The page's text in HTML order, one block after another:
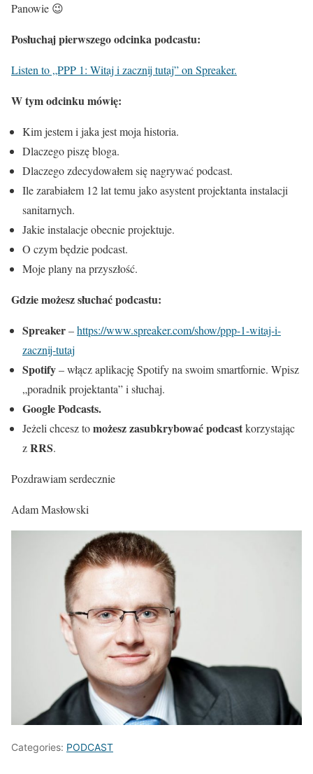
Panowie 😉
Posłuchaj pierwszego odcinka podcastu:
Listen to „PPP 1: Witaj i zacznij tutaj” on Spreaker.
W tym odcinku mówię:
Kim jestem i jaka jest moja historia.
Dlaczego piszę bloga.
Dlaczego zdecydowałem się nagrywać podcast.
Ile zarabiałem 12 lat temu jako asystent projektanta instalacji
sanitarnych.
Jakie instalacje obecnie projektuje.
O czym będzie podcast.
Moje plany na przyszłość.
Gdzie możesz słuchać podcastu:
Spreaker–https://www.spreaker.com/show/ppp-1-witaj-i-
zacznij-tutaj
Spotify– włącz aplikację Spotify na swoim smartfornie. Wpisz
„poradnik projektanta” i słuchaj.
Google Podcasts.
Jeżeli chcesz tomożesz zasubkrybować podcastkorzystając
zRRS.
Pozdrawiam serdecznie
Adam Masłowski
Categories: PODCAST